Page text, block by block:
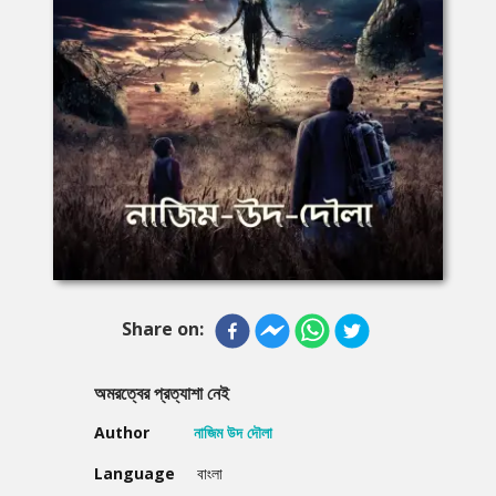
Share on:
অমরত্বের প্রত্যাশা নেই
Author
নাজিম উদ দৌলা
Language
বাংলা